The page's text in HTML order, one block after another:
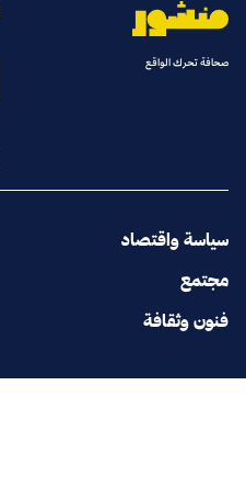
صحافة تحرك الواقع
سياسة واقتصاد
مجتمع
فنون وثقافة